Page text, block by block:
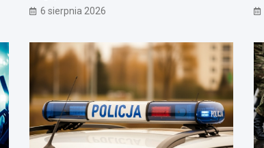
6 sierpnia 2026